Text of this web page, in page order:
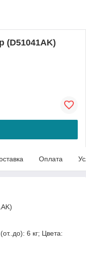
(D51041AK)
Оплата
6 кг; Цвета: